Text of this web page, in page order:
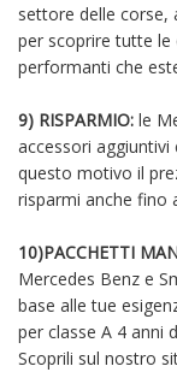
settore delle corse,
per scoprire tutte
performanti che
9) RISPARMIO: le
accessori
questo motivo il
risparmi anche fino
10)PACCHETTI
Mercedes Benz e
base alle tue
per classe A 4 anni
Scoprili sul nostro